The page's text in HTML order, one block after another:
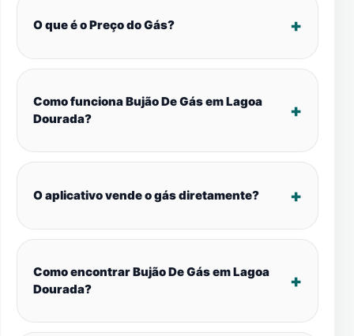
O que é o Preço do Gás?
Como funciona Bujão De Gás em Lagoa
Dourada?
O aplicativo vende o gás diretamente?
Como encontrar Bujão De Gás em Lagoa
Dourada?